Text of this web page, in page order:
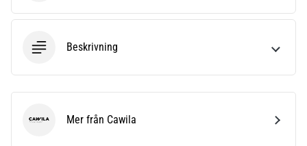
Beskrivning
Cawila Mer från Cawila